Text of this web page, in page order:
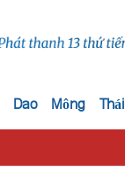
Dao Mông Thái